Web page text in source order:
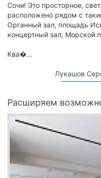
Сочи! Это просторное,
расположено рядом с
Органный зал, площадь
концертный зал, Морской
Ква�...
Лукашов
Расширяем